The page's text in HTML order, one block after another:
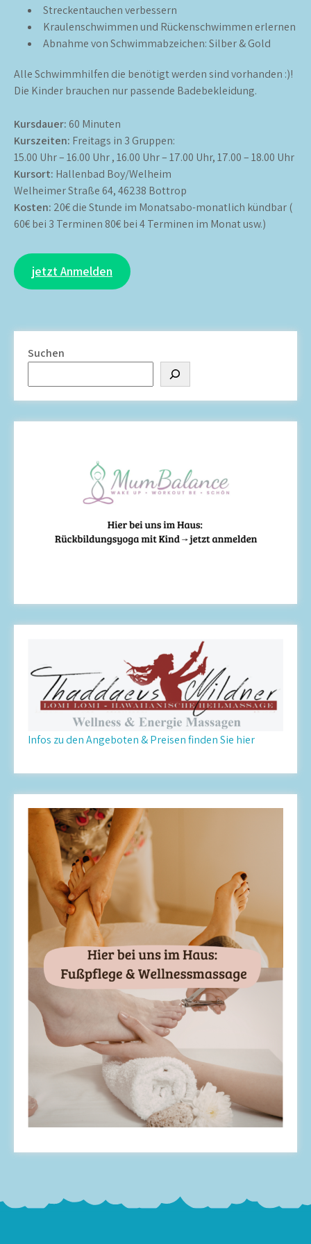
Streckentauchen verbessern
Kraulenschwimmen und Rückenschwimmen erlernen
Abnahme von Schwimmabzeichen: Silber & Gold
Alle Schwimmhilfen die benötigt werden sind vorhanden :)!
Die Kinder brauchen nur passende Badebekleidung.
Kursdauer: 60 Minuten
Kurszeiten: Freitags in 3 Gruppen:
15.00 Uhr – 16.00 Uhr , 16.00 Uhr – 17.00 Uhr, 17.00 – 18.00 Uhr
Kursort: Hallenbad Boy/Welheim
Welheimer Straße 64, 46238 Bottrop
Kosten: 20€ die Stunde im Monatsabo-monatlich kündbar (
60€ bei 3 Terminen 80€ bei 4 Terminen im Monat usw.)
jetzt Anmelden
Suchen
Infos zu den Angeboten & Preisen finden Sie hier